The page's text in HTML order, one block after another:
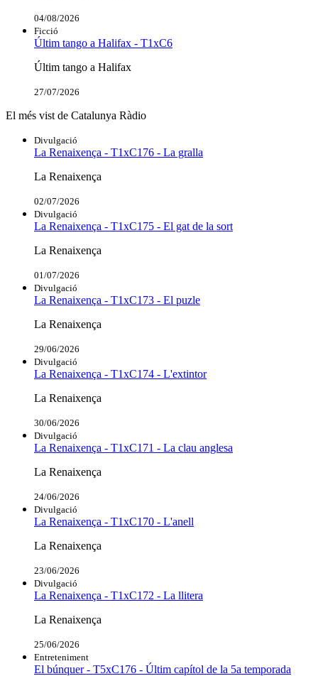
04/08/2026
Ficció
Últim tango a Halifax - T1xC6
Últim tango a Halifax
27/07/2026
El més vist de Catalunya Ràdio
Divulgació
La Renaixença - T1xC176 - La gralla
La Renaixença
02/07/2026
Divulgació
La Renaixença - T1xC175 - El gat de la sort
La Renaixença
01/07/2026
Divulgació
La Renaixença - T1xC173 - El puzle
La Renaixença
29/06/2026
Divulgació
La Renaixença - T1xC174 - L'extintor
La Renaixença
30/06/2026
Divulgació
La Renaixença - T1xC171 - La clau anglesa
La Renaixença
24/06/2026
Divulgació
La Renaixença - T1xC170 - L'anell
La Renaixença
23/06/2026
Divulgació
La Renaixença - T1xC172 - La llitera
La Renaixença
25/06/2026
Entreteniment
El búnquer - T5xC176 - Últim capítol de la 5a temporada